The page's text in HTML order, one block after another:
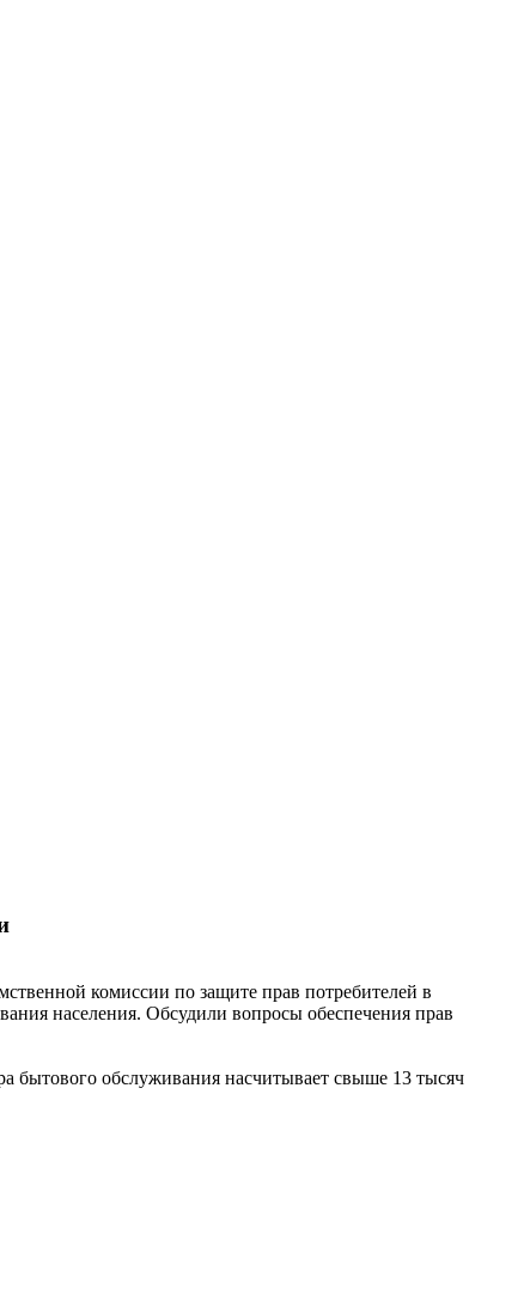
комиссии по защите прав потребителей в
населения. Обсудили вопросы обеспечения прав
бытового обслуживания насчитывает свыше 13 тысяч